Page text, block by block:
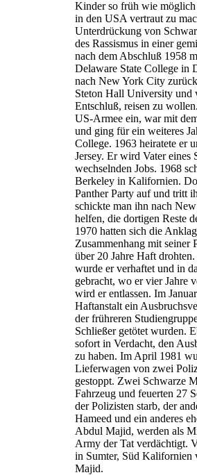
Kinder so früh wie
in den USA vertraut zu
Unterdrückung von
des Rassismus in einer
nach dem Abschluß 1958
Delaware State College in
nach New York City
Steton Hall University und
Entschluß, reisen zu
US-Armee ein, war mit
und ging für ein weiteres
College. 1963 heiratete er
Jersey. Er wird Vater eines
wechselnden Jobs. 1968
Berkeley in Kalifornien.
Panther Party auf und tritt
schickte man ihn nach
helfen, die dortigen Reste
1970 hatten sich die
Zusammenhang mit seiner
über 20 Jahre Haft
wurde er verhaftet und in
gebracht, wo er vier Jahre
wird er entlassen. Im
Haftanstalt ein
der frühreren
Schließer getötet wurden.
sofort in Verdacht, den
zu haben. Im April 1981
Lieferwagen von zwei
gestoppt. Zwei Schwarze
Fahrzeug und feuerten 27
der Polizisten starb, der
Hameed und ein anderes
Abdul Majid, werden als
Army der Tat verdächtigt.
in Sumter, Süd Kalifornien
Majid.